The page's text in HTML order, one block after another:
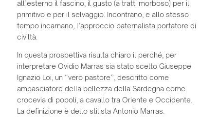
all’esterno il fascino, il gusto (a tratti morboso) per il
primitivo e per il selvaggio. Incontrano, e allo stesso
tempo incarnano, l’approccio paternalista portatore di
civiltà.
In questa prospettiva risulta chiaro il perché, per
interpretare Ovidio Marras sia stato scelto Giuseppe
Ignazio Loi, un “vero pastore”, descritto come
ambasciatore della bellezza della Sardegna come
crocevia di popoli, a cavallo tra Oriente e Occidente.
La definizione è dello stilista Antonio Marras.